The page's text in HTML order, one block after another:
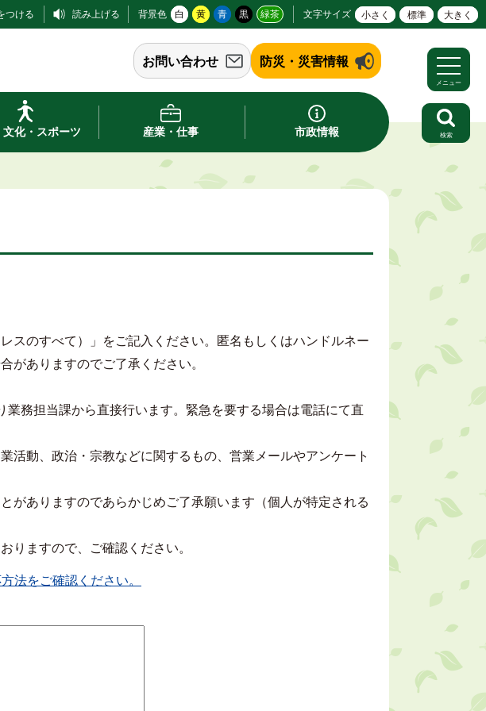
つける 読み上げる 背景色 白 黄 青 黒 緑茶 文字サイズ 小さく 標準 大きく
お問い合わせ 防災・災害情報
文化・スポーツ 産業・仕事 市政情報
メニュー
検索
スのすべて）」をご記入ください。匿名もしくはハンドルネー
がありますのでご了承ください。
務担当課から直接行います。緊急を要する場合は電話にて直
活動、政治・宗教などに関するもの、営業メールやアンケート
がありますのであらかじめご了承願います（個人が特定される
りますので、ご確認ください。
法をご確認ください。